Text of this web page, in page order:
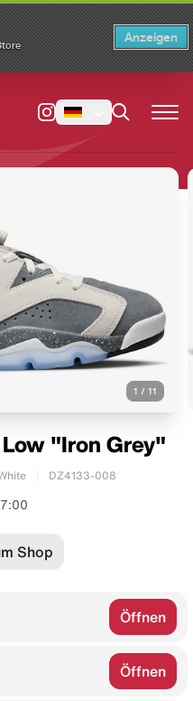
Anzeigen
1 / 11
"Iron Grey"
DZ4133-008
Shop
Öffnen
Öffnen
Switch ×